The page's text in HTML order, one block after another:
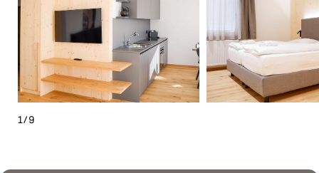
Waschmaschine, Bügeleisen, Wäscheständer
Toilettenartikel (Starterkit), Bettwäsche, Hand- und
Badetücher
kostenlose Highspeed-Glasfaser-Internetverbindung
2 TV-Geräte mit Sat-Anschluss
1/9